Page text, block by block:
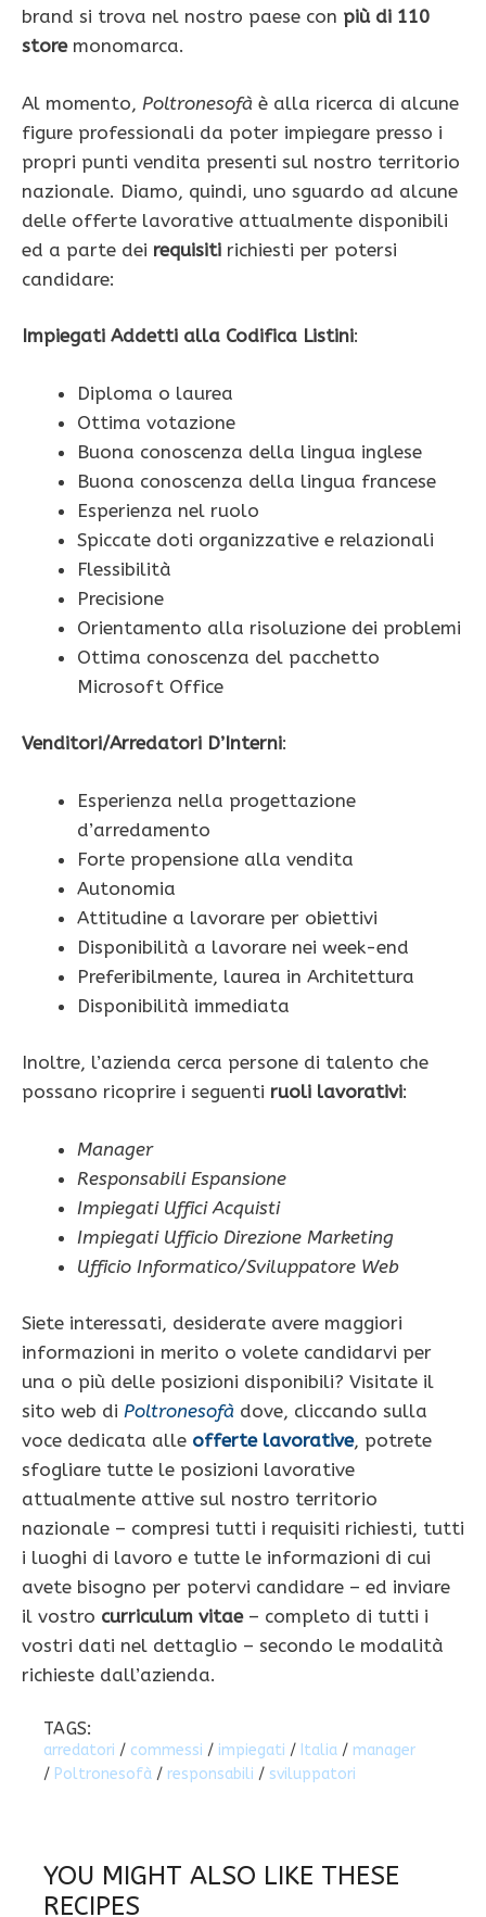
brand si trova nel nostro paese con più di 110
storemonomarca.
Al momento, Poltronesofà è alla ricerca di alcune
figure professionali da poter impiegare presso i
propri punti vendita presenti sul nostro territorio
nazionale. Diamo, quindi, uno sguardo ad alcune
delle offerte lavorative attualmente disponibili
ed a parte dei requisiti richiesti per potersi
candidare:
Impiegati Addetti alla Codifica Listini:
Diploma o laurea
Ottima votazione
Buona conoscenza della lingua inglese
Buona conoscenza della lingua francese
Esperienza nel ruolo
Spiccate doti organizzative e relazionali
Flessibilità
Precisione
Orientamento alla risoluzione dei problemi
Ottima conoscenza del pacchetto
Microsoft Office
Venditori/Arredatori D’Interni:
Esperienza nella progettazione
d’arredamento
Forte propensione alla vendita
Autonomia
Attitudine a lavorare per obiettivi
Disponibilità a lavorare nei week-end
Preferibilmente, laurea in Architettura
Disponibilità immediata
Inoltre, l’azienda cerca persone di talento che
possano ricoprire i seguenti ruoli lavorativi:
Manager
Responsabili Espansione
Impiegati Uffici Acquisti
Impiegati Ufficio Direzione Marketing
Ufficio Informatico/Sviluppatore Web
Siete interessati, desiderate avere maggiori
informazioni in merito o volete candidarvi per
una o più delle posizioni disponibili? Visitate il
sito web di Poltronesofà dove, cliccando sulla
voce dedicata alle offerte lavorative, potrete
sfogliare tutte le posizioni lavorative
attualmente attive sul nostro territorio
nazionale – compresi tutti i requisiti richiesti, tutti
i luoghi di lavoro e tutte le informazioni di cui
avete bisogno per potervi candidare – ed inviare
il vostro curriculum vitae– completo di tutti i
vostri dati nel dettaglio – secondo le modalità
richieste dall’azienda.
TAGS:
arredatori / commessi / impiegati / Italia / manager
/ Poltronesofà / responsabili / sviluppatori
YOU MIGHT ALSO LIKE THESE
RECIPES